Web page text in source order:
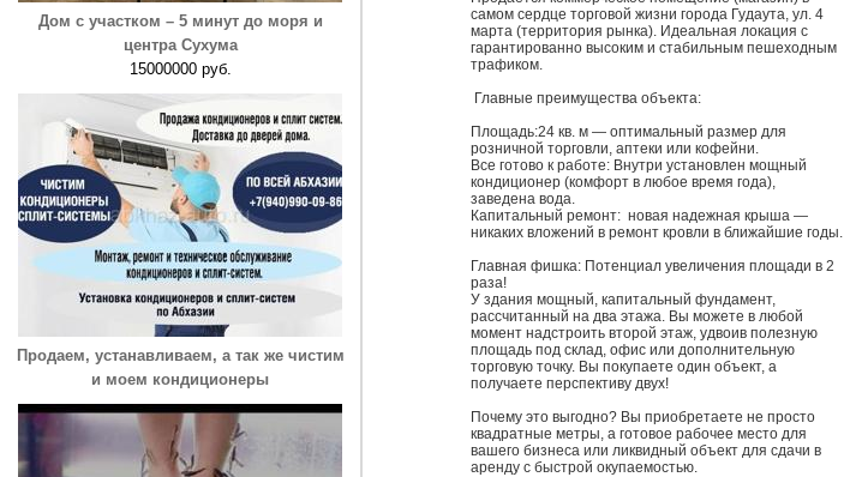
Дом с участком – 5 минут до моря и
центра Сухума
15000000 руб.
Продаем, устанавливаем, а так же чистим
и моем кондиционеры
самом сердце торговой жизни города Гудаута, ул. 4
марта (территория рынка). Идеальная локация с
гарантированно высоким и стабильным пешеходным
трафиком.
Площадь:24 кв. м — оптимальный размер для
розничной торговли, аптеки или кофейни.
Все готово к работе: Внутри установлен мощный
кондиционер (комфорт в любое время года),
заведена вода.
Капитальный ремонт:  новая надежная крыша —
никаких вложений в ремонт кровли в ближайшие годы.
Главная фишка: Потенциал увеличения площади в 2
раза!
У здания мощный, капитальный фундамент,
рассчитанный на два этажа. Вы можете в любой
момент надстроить второй этаж, удвоив полезную
площадь под склад, офис или дополнительную
торговую точку. Вы покупаете один объект, а
получаете перспективу двух!
Почему это выгодно? Вы приобретаете не просто
квадратные метры, а готовое рабочее место для
вашего бизнеса или ликвидный объект для сдачи в
аренду с быстрой окупаемостью.